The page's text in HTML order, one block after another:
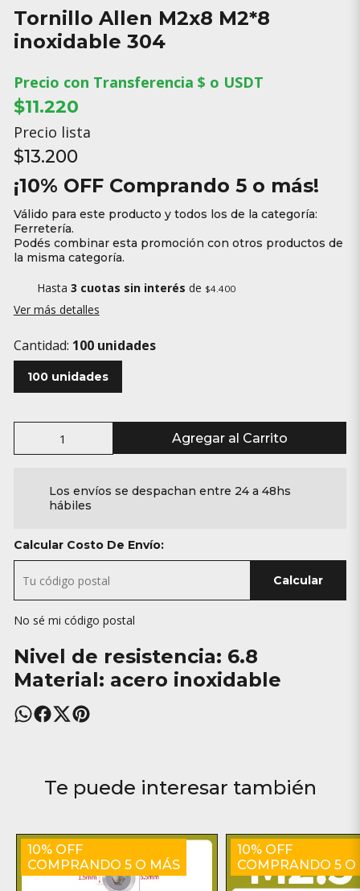
Tornillo Allen M2x8 M2*8
inoxidable 304
Precio con Transferencia $ o USDT
$11.220
Precio lista
$13.200
¡10% OFF Comprando 5 o más!
Válido para este producto y todos los de la categoría:
Ferretería.
Podés combinar esta promoción con otros productos de
la misma categoría.
Hasta 3 cuotas sin interés de $4.400
Ver más detalles
Cantidad: 100 unidades
100 unidades
Agregar al Carrito
Los envíos se despachan entre 24 a 48hs
hábiles
Calcular Costo De Envío:
Calcular
No sé mi código postal
Nivel de resistencia: 6.8
Material: acero inoxidable
Te puede interesar también
10% OFF
COMPRANDO 5 O MÁS
10% OFF
COMPRANDO 5 O